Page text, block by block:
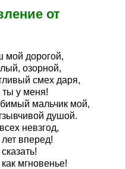
от
мой дорогой,
озорной,
смех даря,
ты у меня!
мальчик мой,
душой.
невзгод,
вперед!
мгновенье!